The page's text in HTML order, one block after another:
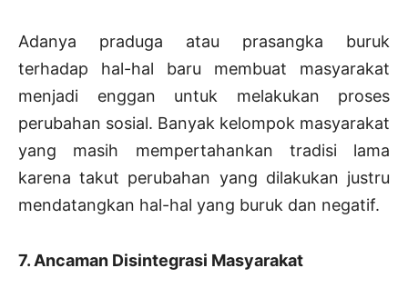
Adanya praduga atau prasangka buruk
terhadap hal-hal baru membuat masyarakat
menjadi enggan untuk melakukan proses
perubahan sosial. Banyak kelompok masyarakat
yang masih mempertahankan tradisi lama
karena takut perubahan yang dilakukan justru
mendatangkan hal-hal yang buruk dan negatif.
7. Ancaman Disintegrasi Masyarakat